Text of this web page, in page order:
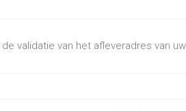
validatie van het afleveradres van